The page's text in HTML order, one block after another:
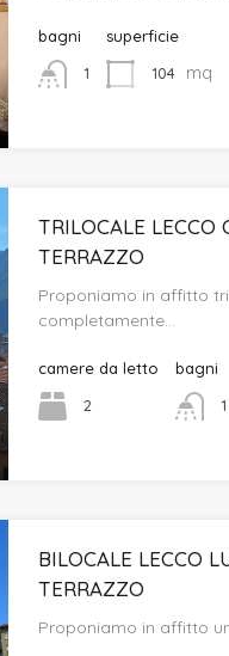
bagni
1
superficie
104
mq
TRILOCALE LECCO
TERRAZZO
Proponiamo in affitto
completamente…
camere da letto
2
bagni
1
BILOCALE LECCO
TERRAZZO
Proponiamo in affitto